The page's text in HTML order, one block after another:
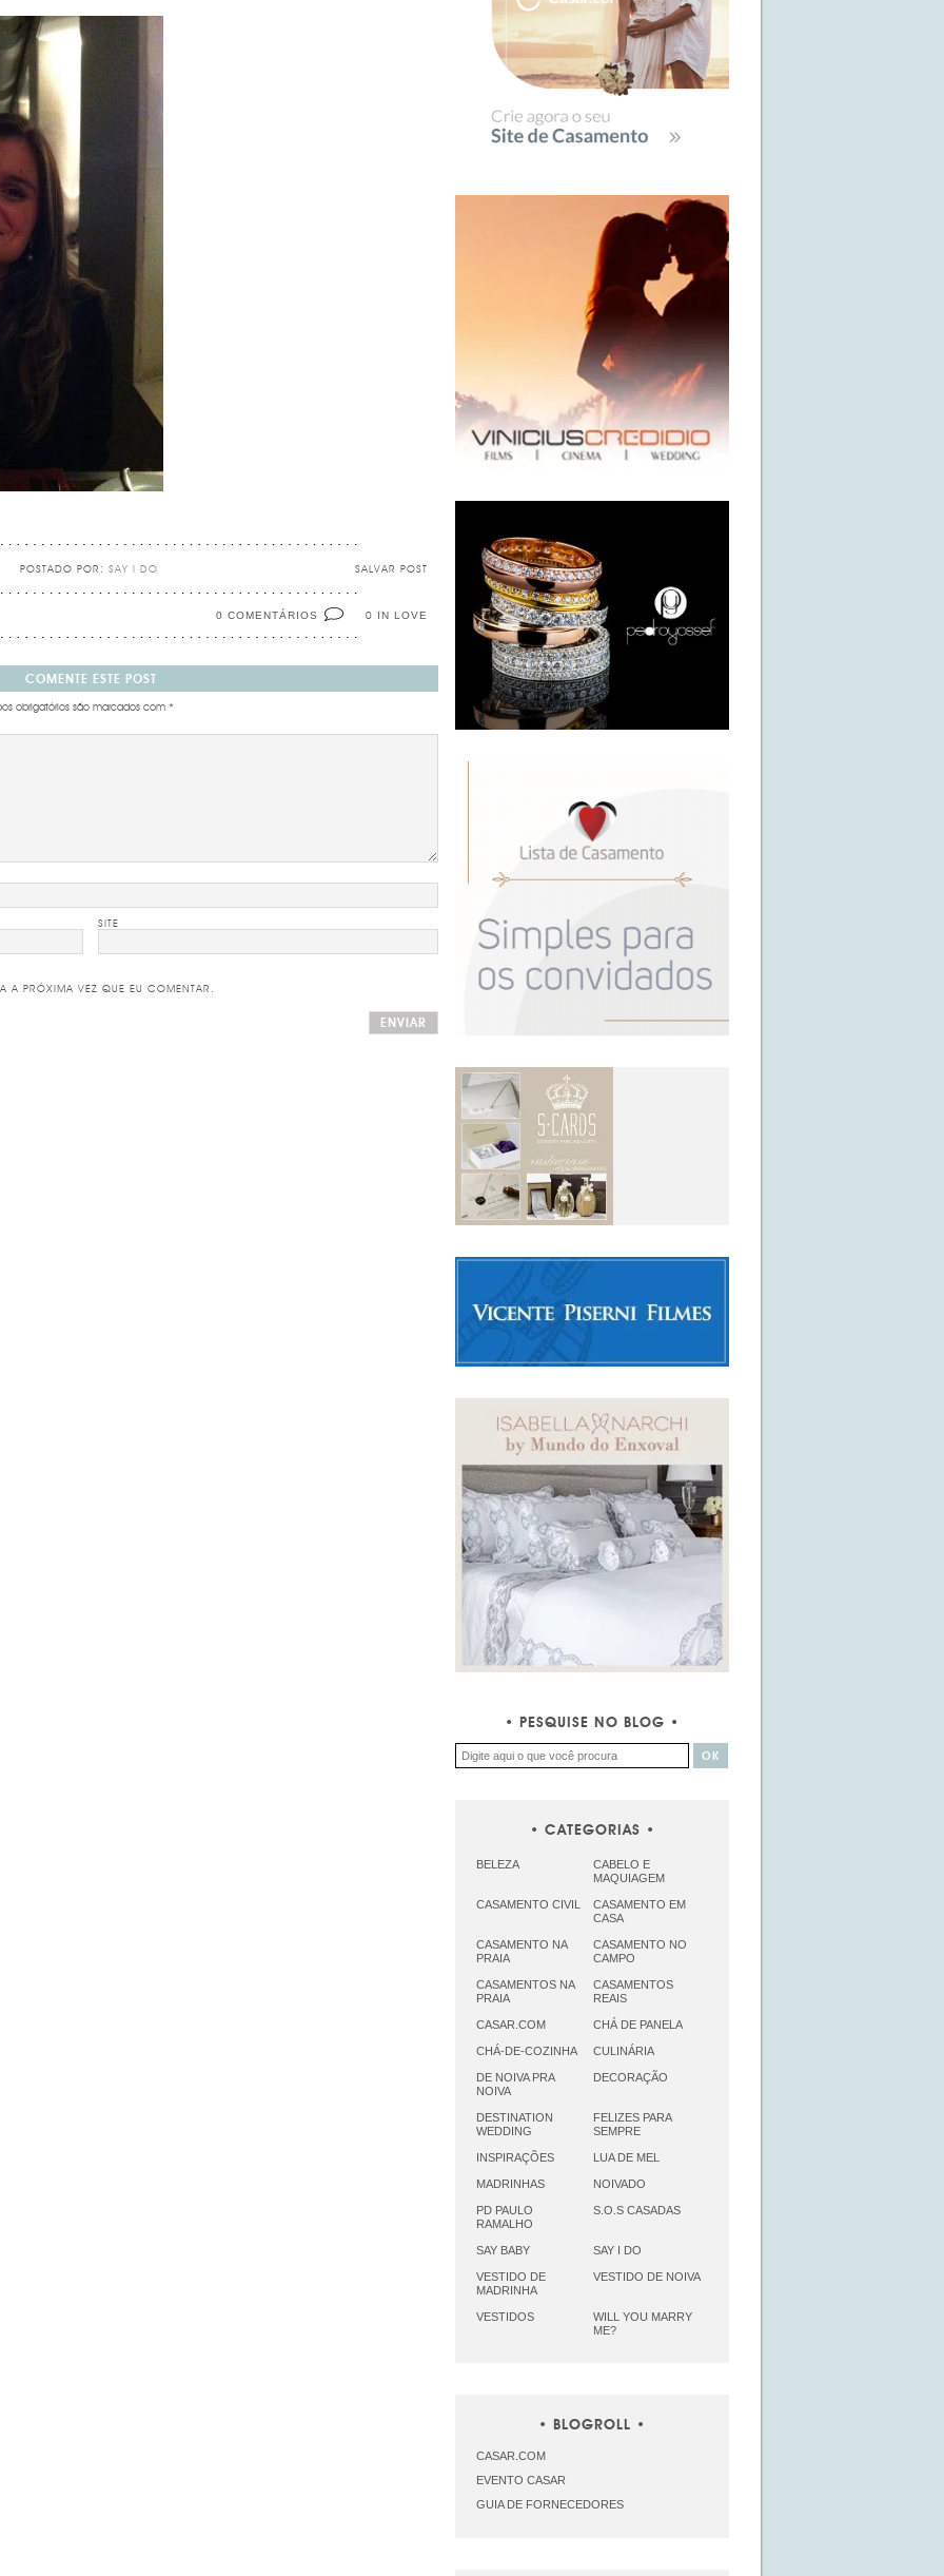
SALVAR POST
POSTADO POR: SAY I DO
0 IN LOVE
0 COMENTÁRIOS
COMENTE ESTE POST
obrigatórios são marcados com *
SITE
A PRÓXIMA VEZ QUE EU COMENTAR.
PESQUISE NO BLOG
CATEGORIAS
BELEZA
CABELO E
MAQUIAGEM
CASAMENTO CIVIL
CASAMENTO EM
CASA
CASAMENTO NA
PRAIA
CASAMENTO NO
CAMPO
CASAMENTOS NA
PRAIA
CASAMENTOS
REAIS
CASAR.COM CHÁ DE PANELA
CHÁ-DE-COZINHA CULINÁRIA
DE NOIVA PRA
NOIVA
DECORAÇÃO
DESTINATION
WEDDING
FELIZES PARA
SEMPRE
INSPIRAÇÕES LUA DE MEL
MADRINHAS NOIVADO
PD PAULO
RAMALHO
S.O.S CASADAS
SAY BABY SAY I DO
VESTIDO DE
MADRINHA
VESTIDO DE NOIVA
VESTIDOS
WILL YOU MARRY
ME?
BLOGROLL
CASAR.COM
EVENTO CASAR
GUIA DE FORNECEDORES